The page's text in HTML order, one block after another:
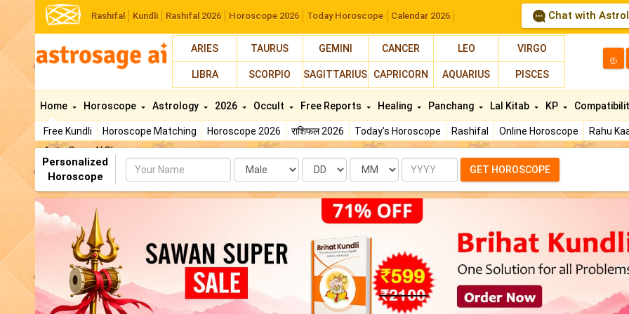
Rashifal Kundli Rashifal 2026 Horoscope 2026 Today Horoscope Calendar 2026 Chat with
ARIES TAURUS GEMINI CANCER LEO VIRGO
LIBRA SCORPIO SAGITTARIUS CAPRICORN AQUARIUS PISCES
த
Home
Free Kundli Horoscope Matching Horoscope 2026 राशिफल 2026 Today's Horoscope Rashifal Online Horoscope Rahu
AstroSage AI Shop
Horoscope Astrology 2026 Occult Free Reports Healing Panchang Lal Kitab KP
Personalized
Horoscope
Name Date Month Year GET HOROSCOPE